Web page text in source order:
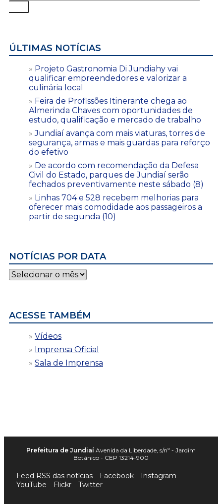
ÚLTIMAS NOTÍCIAS
Projeto Gastronomia Di Jundiahy vai
qualificar empreendedores e valorizar a
culinária local
Feira de Profissões Itinerante chega ao
Almerinda Chaves com oportunidades de
estudo, qualificação e mercado de trabalho
Jundiaí avança com mais viaturas, torres de
segurança, armas e mais guardas para reforço
do efetivo
De acordo com recomendação da Defesa
Civil do Estado, parques de Jundiaí serão
fechados preventivamente neste sábado (8)
Linhas 704 e 528 recebem melhorias para
oferecer mais comodidade aos passageiros a
partir de segunda (10)
NOTÍCIAS POR DATA
Notícias
por
ACESSE TAMBÉM
Vídeos
Imprensa Oficial
Sala de Imprensa
Prefeitura de Jundiaí Avenida da Liberdade, s/nº - Jardim
Botânico - CEP 13214-900
Feed RSS das notícias Facebook
Instagram
YouTube
Flickr Twitter